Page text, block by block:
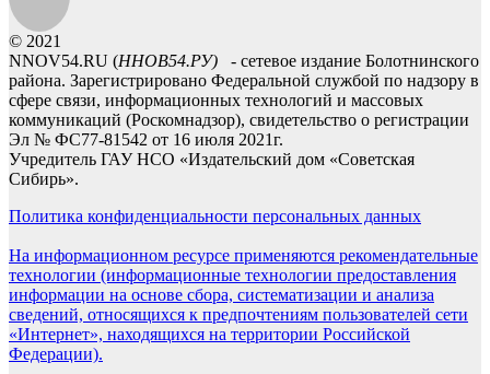
© 2021
NNOV54.RU (ННОВ54.РУ) - сетевое издание Болотнинского
района. Зарегистрировано Федеральной службой по надзору в
сфере связи, информационных технологий и массовых
коммуникаций (Роскомнадзор), свидетельство о регистрации
Эл № ФС77-81542 от 16 июля 2021г.
Учредитель ГАУ НСО «Издательский дом «Советская
Сибирь».
Политика конфиденциальности персональных данных
На информационном ресурсе применяются рекомендательные
технологии (информационные технологии предоставления
информации на основе сбора, систематизации и анализа
сведений, относящихся к предпочтениям пользователей сети
«Интернет», находящихся на территории Российской
Федерации).